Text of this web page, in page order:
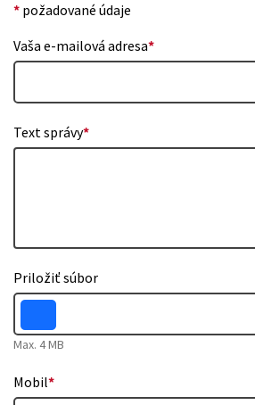
* požadované údaje
Vaša e-mailová adresa*
Text správy*
Priložiť súbor
Max. 4 MB
Mobil*